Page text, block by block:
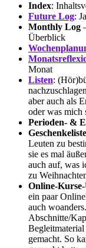
Index:
Future Log:
Monthly Log
Überblick
Monat
Listen:
aber auch als
oder was mich
Perioden- &
Leuten zu
sie es mal
auch auf, was
zu
Online-
ein paar
auch
Abschnitte/
gemacht. So